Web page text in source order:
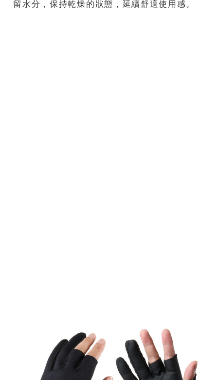
留水分，保持乾燥的狀態，延續舒適使用感。